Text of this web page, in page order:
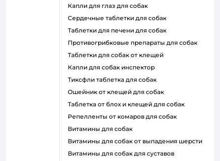
капли для глаз для собак
сердечные таблетки для собак
таблетки для печени для собак
противогрибковые препараты для собак
таблетки для собак от клещей
капли для собак инспектор
тиксфли таблетка для собак
ошейник от клещей для собак
таблетка от блох и клещей для собак
репелленты от комаров для собак
витамины для собак
витамины для собак от выпадения шерсти
витамины для собак для суставов